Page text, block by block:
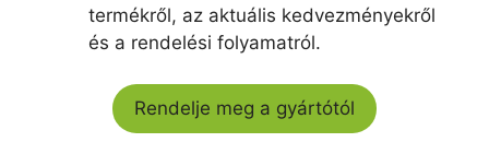
termékről, az aktuális kedvezményekről
és a rendelési folyamatról.
Rendelje meg a gyártótól